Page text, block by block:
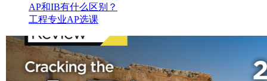
AP和IB有什么区别？
工程专业AP选课